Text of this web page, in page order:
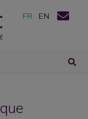
FR EN